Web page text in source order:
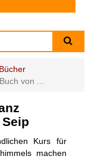
von ...
Kurs für
machen